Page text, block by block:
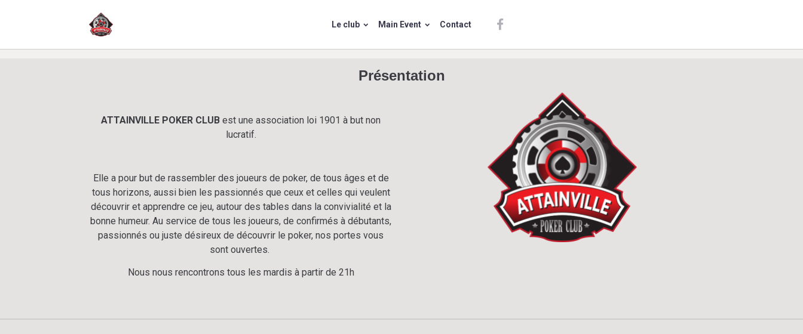
Le club Main Event Contact
Présentation
ATTAINVILLE POKER CLUB est une association loi 1901 à but non
lucratif.
Elle a pour but de rassembler des joueurs de poker, de tous âges et de
tous horizons, aussi bien les passionnés que ceux et celles qui veulent
découvrir et apprendre ce jeu, autour des tables dans la convivialité et la
bonne humeur. Au service de tous les joueurs, de confirmés à débutants,
passionnés ou juste désireux de découvrir le poker, nos portes vous
sont ouvertes.
Nous nous rencontrons tous les mardis à partir de 21h